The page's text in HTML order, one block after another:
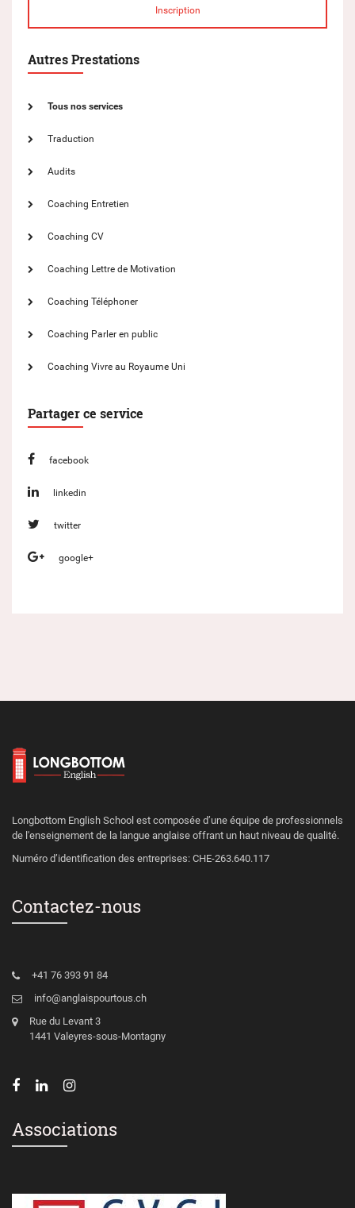
Inscription
Autres Prestations
Tous nos services
Traduction
Audits
Coaching Entretien
Coaching CV
Coaching Lettre de Motivation
Coaching Téléphoner
Coaching Parler en public
Coaching Vivre au Royaume Uni
Partager ce service
facebook
linkedin
twitter
google+
Longbottom English School est composée d’une équipe de professionnels
de l'enseignement de la langue anglaise offrant un haut niveau de qualité.
Numéro d’identification des entreprises: CHE-263.640.117
Contactez-nous
+41 76 393 91 84
info@anglaispourtous.ch
Rue du Levant 3
1441 Valeyres-sous-Montagny
Associations